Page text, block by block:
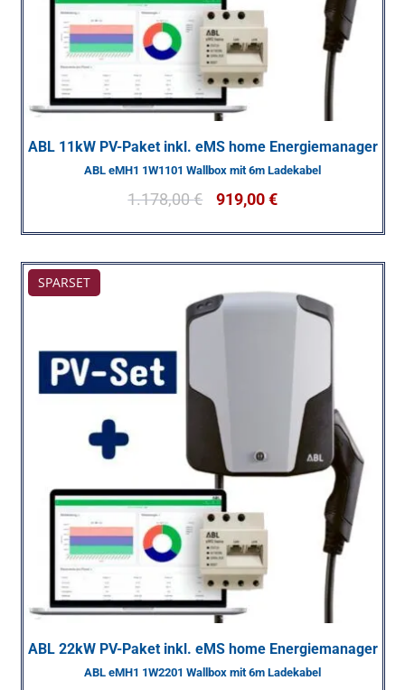
ABL 11kW PV-Paket inkl. eMS home Energiemanager
ABL eMH1 1W1101 Wallbox mit 6m Ladekabel
1.178,00€ 919,00€
SPARSET
ABL 22kW PV-Paket inkl. eMS home Energiemanager
ABL eMH1 1W2201 Wallbox mit 6m Ladekabel